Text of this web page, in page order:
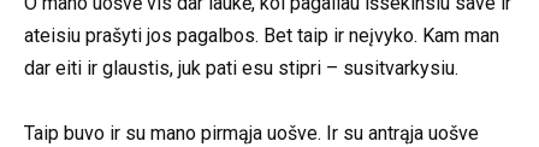
ateisiu prašyti jos pagalbos. Bet taip ir neįvyko. Kam man
dar eiti ir glaustis, juk pati esu stipri – susitvarkysiu.
Taip buvo ir su mano pirmąja uošve. Ir su antrąja uošve